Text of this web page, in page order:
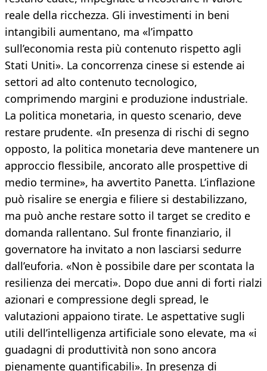
reale della ricchezza. Gli investimenti in beni
intangibili aumentano, ma «l’impatto
sull’economia resta più contenuto rispetto agli
Stati Uniti». La concorrenza cinese si estende ai
settori ad alto contenuto tecnologico,
comprimendo margini e produzione industriale.
La politica monetaria, in questo scenario, deve
restare prudente. «In presenza di rischi di segno
opposto, la politica monetaria deve mantenere un
approccio flessibile, ancorato alle prospettive di
medio termine», ha avvertito Panetta. L’inflazione
può risalire se energia e filiere si destabilizzano,
ma può anche restare sotto il target se credito e
domanda rallentano. Sul fronte finanziario, il
governatore ha invitato a non lasciarsi sedurre
dall’euforia. «Non è possibile dare per scontata la
resilienza dei mercati». Dopo due anni di forti rialzi
azionari e compressione degli spread, le
valutazioni appaiono tirate. Le aspettative sugli
utili dell’intelligenza artificiale sono elevate, ma «i
guadagni di produttività non sono ancora
pienamente quantificabili». In presenza di